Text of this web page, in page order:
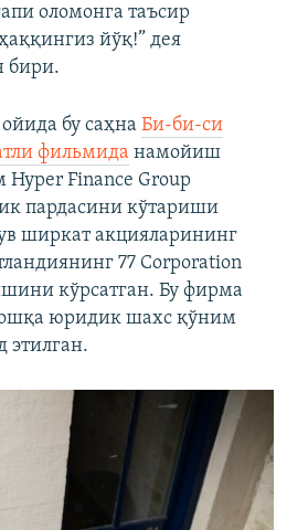
оломонга таъсир
йўқ!” дея
бири.
бу саҳна Би-би-си
фильмида намойиш
Finance Group
пардасини кўтариши
ширкат акцияларининг
77 Corporation
кўрсатган. Бу фирма
юридик шахс қўним
этилган.